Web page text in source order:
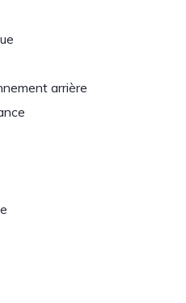
arrière